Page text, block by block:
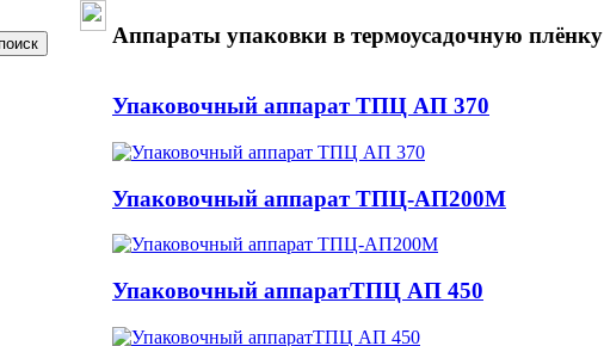
Аппараты упаковки в термоусадочную плёнку
Упаковочный аппарат ТПЦ АП 370
Упаковочный аппарат ТПЦ-АП200М
Упаковочный аппаратТПЦ АП 450